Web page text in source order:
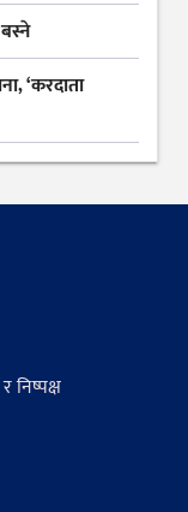
‘करदाता
निष्पक्ष